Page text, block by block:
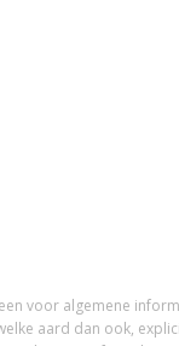
voor algemene
aard dan ook,